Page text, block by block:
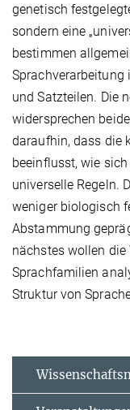
genetisch
sondern eine
bestimmen
Sprachverarbeitung
und Satzteilen. Die
widersprechen
daraufhin, dass die
beeinflusst, wie
universelle Regeln.
weniger biologisch
Abstammung
nächstes wollen
Sprachfamilien
Struktur von